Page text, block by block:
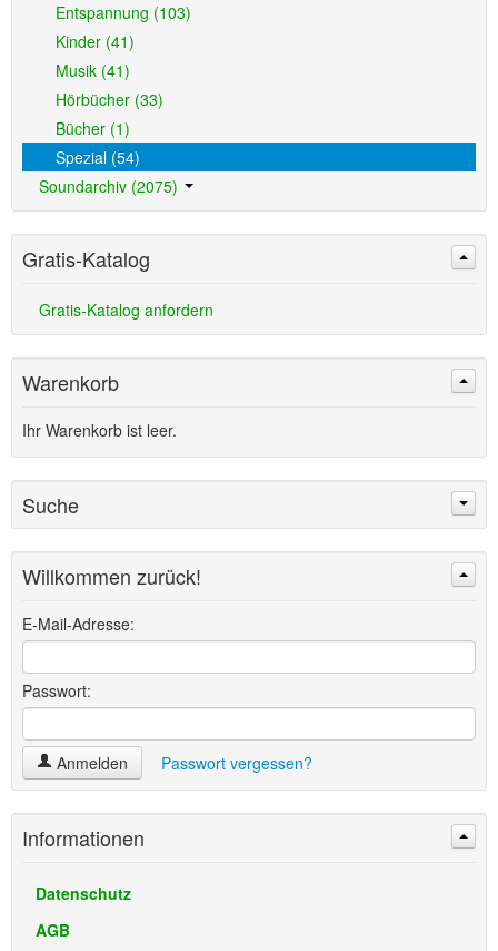
Entspannung (103)
Kinder (41)
Musik (41)
Hörbücher (33)
Bücher (1)
Spezial (54)
Soundarchiv (2075)
Gratis-Katalog
Gratis-Katalog anfordern
Warenkorb
Ihr Warenkorb ist leer.
Suche
Willkommen zurück!
E-Mail-Adresse:
Passwort:
Anmelden Passwort vergessen?
Informationen
Datenschutz
AGB